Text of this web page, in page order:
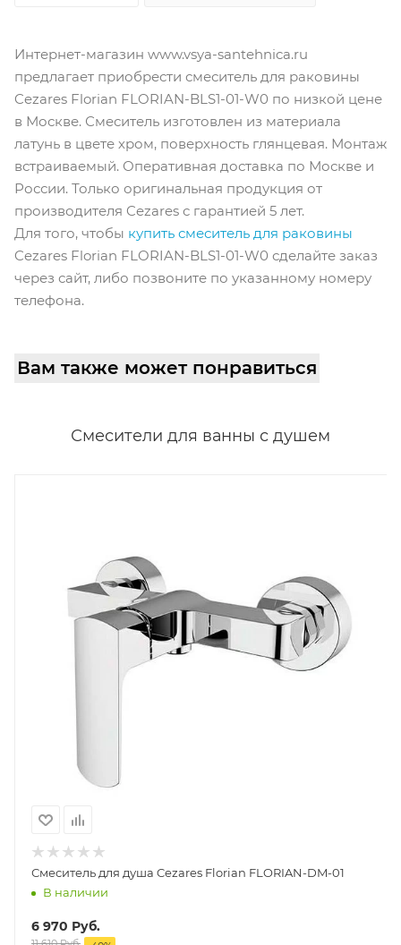
Интернет-магазин www.vsya-santehnica.ru
предлагает приобрести смеситель для раковины
Cezares Florian FLORIAN-BLS1-01-W0 по низкой цене
в Москве. Смеситель изготовлен из материала
латунь в цвете хром, поверхность глянцевая. Монтаж
встраиваемый. Оперативная доставка по Москве и
России. Только оригинальная продукция от
производителя Cezares с гарантией 5 лет.
Для того, чтобы купить смеситель для раковины
Cezares Florian FLORIAN-BLS1-01-W0 сделайте заказ
через сайт, либо позвоните по указанному номеру
телефона.
Вам также может понравиться
Смесители для ванны с душем
Смеситель для душа Cezares Florian FLORIAN-DM-01
В наличии
6 970 Руб.